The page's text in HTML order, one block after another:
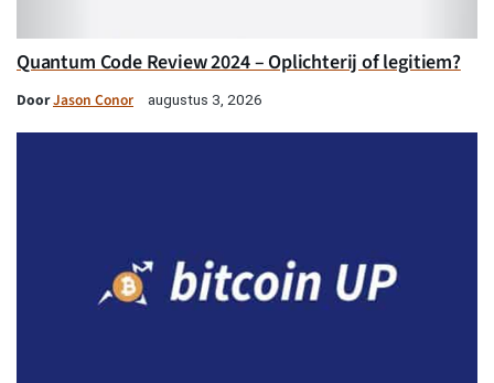
Quantum Code Review 2024 – Oplichterij of legitiem?
DoorJason Conor augustus 3, 2026